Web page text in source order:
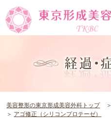
美容整形の東京形成美容外科トップ
アゴ修正（シリコンプロテーゼ）